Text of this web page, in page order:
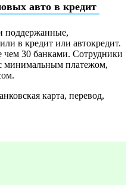
авто в кредит
поддержанные,
в кредит или автокредит.
чем 30 банками. Сотрудники
минимальным платежом,
карта, перевод,